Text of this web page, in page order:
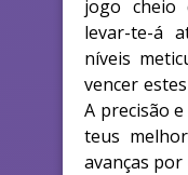
jogo cheio
levar-te-á
níveis
vencer
A precisão
teus
avanças